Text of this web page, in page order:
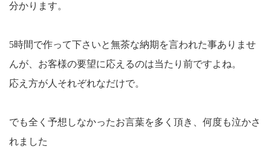
分かります。
5時間で作って下さいと無茶な納期を言われた事ありませ
んが、お客様の要望に応えるのは当たり前ですよね。
応え方が人それぞれなだけで。
でも全く予想しなかったお言葉を多く頂き、何度も泣かさ
れました